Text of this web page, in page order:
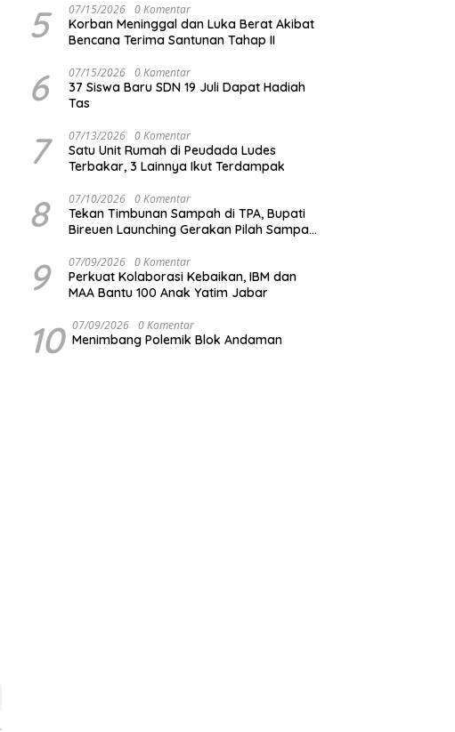
5 07/15/2026 0 Komentar
Korban Meninggal dan Luka Berat Akibat
Bencana Terima Santunan Tahap II
6 07/15/2026 0 Komentar
37 Siswa Baru SDN 19 Juli Dapat Hadiah
Tas
7 07/13/2026 0 Komentar
Satu Unit Rumah di Peudada Ludes
Terbakar, 3 Lainnya Ikut Terdampak
8 07/10/2026 0 Komentar
Tekan Timbunan Sampah di TPA, Bupati
Bireuen Launching Gerakan Pilah Sampah
9 07/09/2026 0 Komentar
Perkuat Kolaborasi Kebaikan, IBM dan
MAA Bantu 100 Anak Yatim Jabar
10 07/09/2026 0 Komentar
Menimbang Polemik Blok Andaman